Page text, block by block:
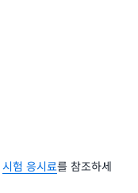
시험 응시료를 참조하세